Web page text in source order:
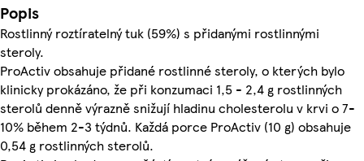
Popis
Rostlinný roztíratelný tuk (59%) s přidanými rostlinnými
steroly.
ProActiv obsahuje přidané rostlinné steroly, o kterých bylo
klinicky prokázáno, že při konzumaci 1,5 - 2,4 g rostlinných
sterolů denně výrazně snižují hladinu cholesterolu v krvi o 7-
10% během 2-3 týdnů. Každá porce ProActiv (10 g) obsahuje
0,54 g rostlinných sterolů.